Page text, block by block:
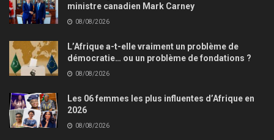
ministre canadien Mark Carney
08/08/2026
L’Afrique a-t-elle vraiment un problème de
démocratie… ou un problème de fondations ?
08/08/2026
Les 06 femmes les plus influentes d’Afrique en
2026
08/08/2026